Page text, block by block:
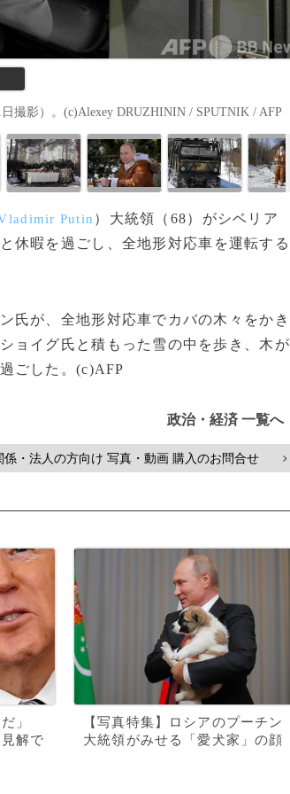
撮影）。(c)Alexey DRUZHININ / SPUTNIK / AFP
Putin ）大統領（68）がシベリア
休暇を過ごし、全地形対応車を運転する
氏が、全地形対応車でカバの木々をかき
ョイグ氏と積もった雪の中を歩き、木が
ごした。(c)AFP
政治・経済 一覧へ
係・法人の方向け 写真・動画 購入のお問合せ >
」
解で
【写真特集】ロシアのプーチン
大統領がみせる「愛犬家」の顔